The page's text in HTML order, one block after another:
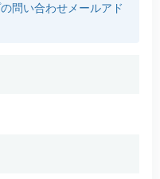
問い合わせメールアド